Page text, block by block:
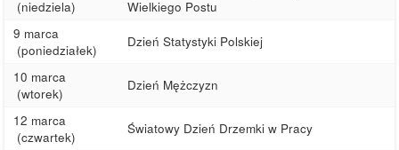
(niedziela)
Wielkiego Postu
9 marca
(poniedziałek)
Dzień Statystyki Polskiej
10 marca
(wtorek)
Dzień Mężczyzn
12 marca
(czwartek)
Światowy Dzień Drzemki w Pracy